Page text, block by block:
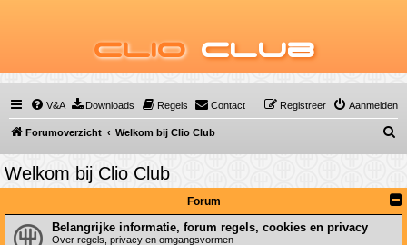
Clio Club
V&A Downloads Regels Contact Aanmelden
Registreer
Forumoverzicht Welkom bij Clio Club
o
k
Welkom bij Clio Club
Forum
Belangrijke informatie, forum regels, cookies en privacy
Over regels, privacy en omgangsvormen